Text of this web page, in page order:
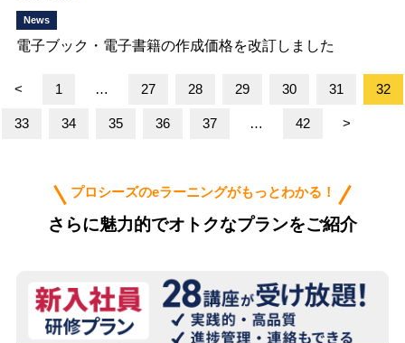
News
電子ブック・電子書籍の作成価格を改訂しました
< 1 … 27 28 29 30 31 32
33 34 35 36 37 … 42 >
プロシーズのeラーニングがもっとわかる！
さらに魅力的でオトクなプランをご紹介